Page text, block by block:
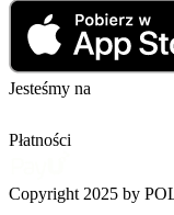
Jesteśmy na
Płatności
Copyright 2025 by